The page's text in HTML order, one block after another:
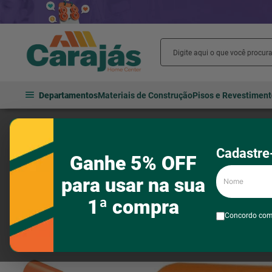
DepartamentosMateriais de ConstruçãoPisos e
Ganhe 5% OFF
para usar na sua
1ª compra
Nome
Concordo
Materiais elétricos